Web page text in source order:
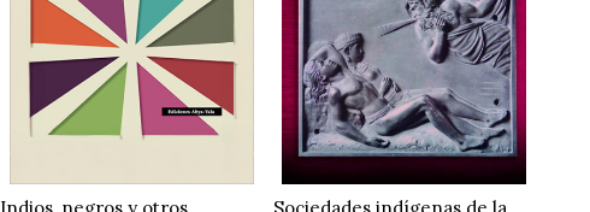
Indios, negros y otros Sociedades indígenas de la